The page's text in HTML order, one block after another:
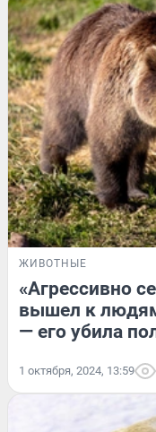
ЖИВОТНЫЕ
«Агрессивно
вышел к
— его убила
1 октября, 2024, 13:59